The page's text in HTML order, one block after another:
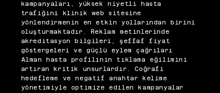
kampanyaları, yüksek niyetli hasta
trafiğini klinik web sitesine
yönlendirmenin en etkin yollarından birini
oluşturmaktadır. Reklam metinlerinde
akreditasyon bilgileri, şeffaf fiyat
göstergeleri ve güçlü eylem çağrıları
Alman hasta profilinin tıklama eğilimini
artıran kritik unsurlardır. Coğrafi
hedefleme ve negatif anahtar kelime
yönetimiyle optimize edilen kampanyalar